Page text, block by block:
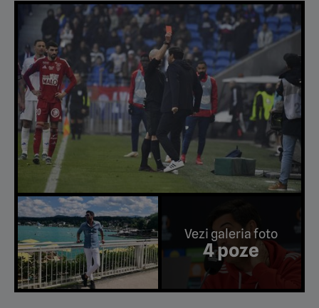
Vezi galeria foto
4 poze